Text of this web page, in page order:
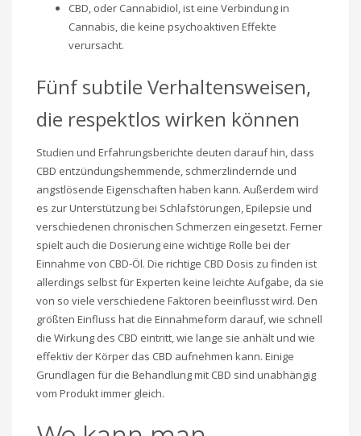
CBD, oder Cannabidiol, ist eine Verbindung in
Cannabis, die keine psychoaktiven Effekte
verursacht.
Fünf subtile Verhaltensweisen,
die respektlos wirken können
Studien und Erfahrungsberichte deuten darauf hin, dass
CBD entzündungshemmende, schmerzlindernde und
angstlösende Eigenschaften haben kann. Außerdem wird
es zur Unterstützung bei Schlafstörungen, Epilepsie und
verschiedenen chronischen Schmerzen eingesetzt. Ferner
spielt auch die Dosierung eine wichtige Rolle bei der
Einnahme von CBD-Öl. Die richtige CBD Dosis zu finden ist
allerdings selbst für Experten keine leichte Aufgabe, da sie
von so viele verschiedene Faktoren beeinflusst wird. Den
größten Einfluss hat die Einnahmeform darauf, wie schnell
die Wirkung des CBD eintritt, wie lange sie anhält und wie
effektiv der Körper das CBD aufnehmen kann. Einige
Grundlagen für die Behandlung mit CBD sind unabhängig
vom Produkt immer gleich.